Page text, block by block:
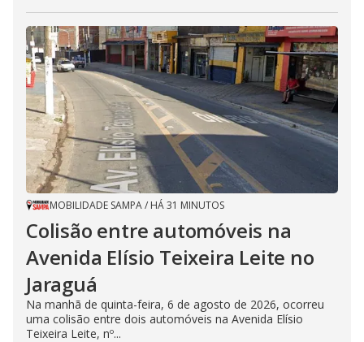
MOBILIDADE SAMPA/ HÁ 31 MINUTOS
Colisão entre automóveis na
Avenida Elísio Teixeira Leite no
Jaraguá
Na manhã de quinta-feira, 6 de agosto de 2026, ocorreu
uma colisão entre dois automóveis na Avenida Elísio
Teixeira Leite, nº...